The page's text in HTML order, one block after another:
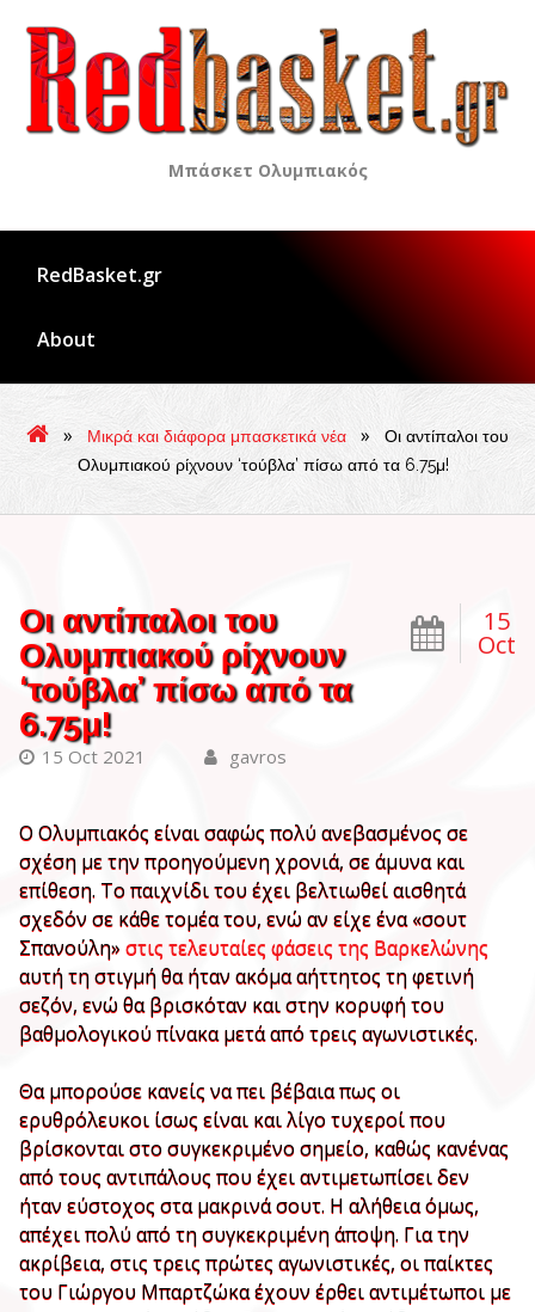
content
Μπάσκετ Ολυμπιακός
RedBasket.gr
About
» Μικρά και διάφορα μπασκετικά νέα »
Οι αντίπαλοι του
Ολυμπιακού ρίχνουν ‘τούβλα’ πίσω από τα 6.75μ!
15
Oct
Οι αντίπαλοι του
Ολυμπιακού ρίχνουν
‘τούβλα’ πίσω από τα
6.75μ!
15 Oct 2021 gavros
Ο Ολυμπιακός είναι σαφώς πολύ ανεβασμένος σε
σχέση με την προηγούμενη χρονιά, σε άμυνα και
επίθεση. Το παιχνίδι του έχει βελτιωθεί αισθητά
σχεδόν σε κάθε τομέα του, ενώ αν είχε ένα «σουτ
Σπανούλη» στις τελευταίες φάσεις της Βαρκελώνης
αυτή τη στιγμή θα ήταν ακόμα αήττητος τη φετινή
σεζόν, ενώ θα βρισκόταν και στην κορυφή του
βαθμολογικού πίνακα μετά από τρεις αγωνιστικές.
Θα μπορούσε κανείς να πει βέβαια πως οι
ερυθρόλευκοι ίσως είναι και λίγο τυχεροί που
βρίσκονται στο συγκεκριμένο σημείο, καθώς κανένας
από τους αντιπάλους που έχει αντιμετωπίσει δεν
ήταν εύστοχος στα μακρινά σουτ. Η αλήθεια όμως,
απέχει πολύ από τη συγκεκριμένη άποψη. Για την
ακρίβεια, στις τρεις πρώτες αγωνιστικές, οι παίκτες
του Γιώργου Μπαρτζώκα έχουν έρθει αντιμέτωποι με